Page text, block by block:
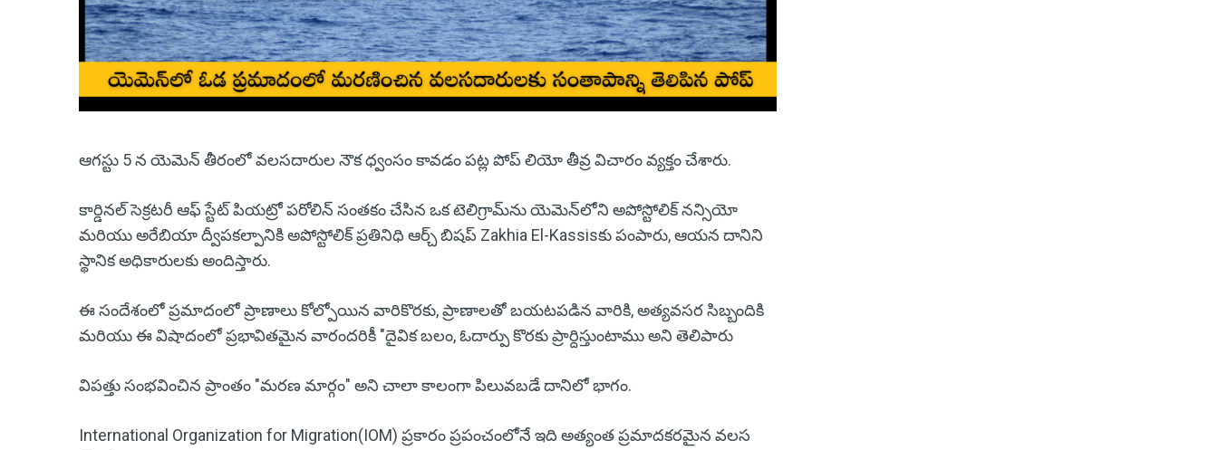
ఆగస్టు 5 న యెమెన్ తీరంలో వలసదారుల నౌక ధ్వంసం కావడం పట్ల పోప్ లియో తీవ్ర విచారం వ్యక్తం చేశారు.
కార్డినల్ సెక్రటరీ ఆఫ్ స్టేట్ పియట్రో పరోలిన్ సంతకం చేసిన ఒక టెలిగ్రామ్‌ను యెమెన్‌లోని అపోస్టోలిక్ నన్సియో
మరియు అరేబియా ద్వీపకల్పానికి అపోస్టోలిక్ ప్రతినిధి ఆర్చ్ బిషప్ Zakhia El-Kassisకు పంపారు, ఆయన దానిని
స్థానిక అధికారులకు అందిస్తారు.
ఈ సందేశంలో ప్రమాదంలో ప్రాణాలు కోల్పోయిన వారికొరకు, ప్రాణాలతో బయటపడిన వారికి, అత్యవసర సిబ్బందికి
మరియు ఈ విషాదంలో ప్రభావితమైన వారందరికీ "దైవిక బలం, ఓదార్పు కొరకు ప్రార్దిస్తుంటాము అని తెలిపారు
విపత్తు సంభవించిన ప్రాంతం "మరణ మార్గం" అని చాలా కాలంగా పిలువబడే దానిలో భాగం.
International Organization for Migration(IOM) ప్రకారం ప్రపంచంలోనే ఇది అత్యంత ప్రమాదకరమైన వలస